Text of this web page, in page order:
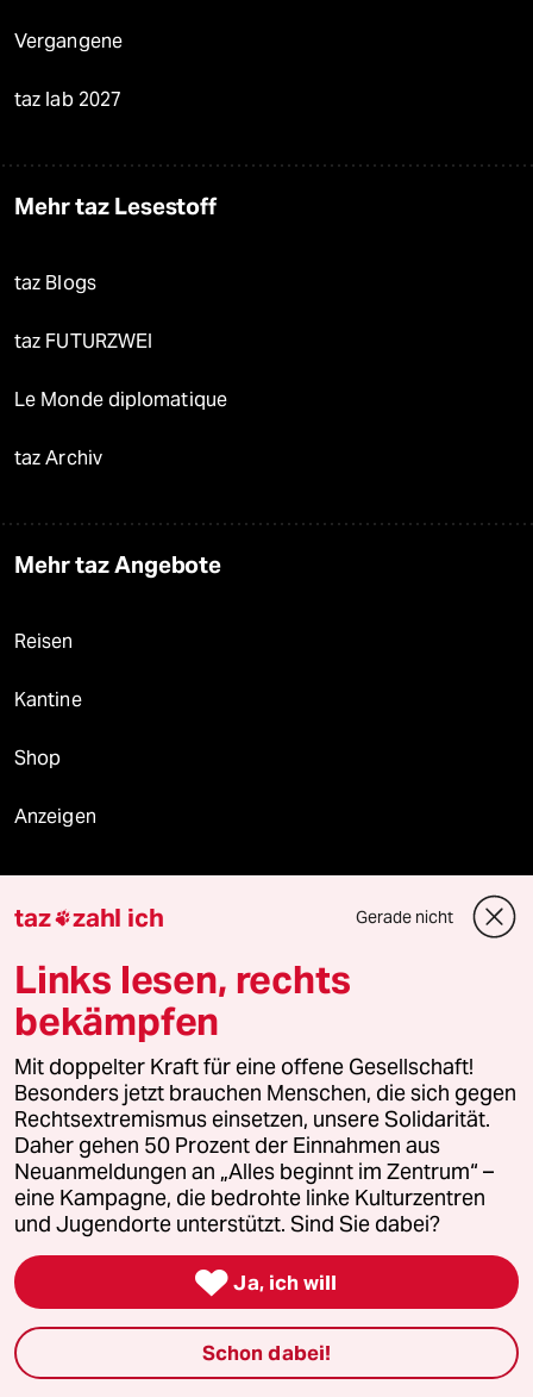
Vergangene
taz lab 2027
Mehr taz Lesestoff
taz Blogs
taz FUTURZWEI
Le Monde diplomatique
taz Archiv
Mehr taz Angebote
Reisen
Kantine
Shop
Anzeigen
Fragen & Hilfe
Feedback
Aboservice
ePaper Login
Downloads für Abonnierende
© 2026 taz Verlags und Vertriebs GmbH
Alle Rechte vorbehalten. Bei rechtlichen Fragen oder für Genehmigungen
taz zahl ich Gerade nicht
Links lesen, rechts
bekämpfen
Mit doppelter Kraft für eine offene Gesellschaft!
Besonders jetzt brauchen Menschen, die sich gegen
Rechtsextremismus einsetzen, unsere Solidarität.
Daher gehen 50 Prozent der Einnahmen aus
Neuanmeldungen an „Alles beginnt im Zentrum“ –
eine Kampagne, die bedrohte linke Kulturzentren
und Jugendorte unterstützt. Sind Sie dabei?
 Ja, ich will
Schon dabei!